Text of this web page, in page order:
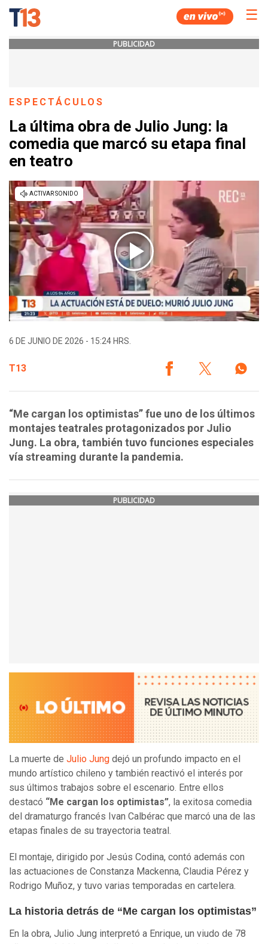
☰
PUBLICIDAD
ESPECTÁCULOS
La última obra de Julio Jung: la
comedia que marcó su etapa final
en teatro
6 DE JUNIO DE 2026 - 15:24 HRS.
T13
“Me cargan los optimistas” fue uno de los últimos
montajes teatrales protagonizados por Julio
Jung. La obra, también tuvo funciones especiales
vía streaming durante la pandemia.
PUBLICIDAD
La muerte de Julio Jung dejó un profundo impacto en el
mundo artístico chileno y también reactivó el interés por
sus últimos trabajos sobre el escenario. Entre ellos
destacó “Me cargan los optimistas”, la exitosa comedia
del dramaturgo francés Ivan Calbérac que marcó una de las
etapas finales de su trayectoria teatral.
El montaje, dirigido por Jesús Codina, contó además con
las actuaciones de Constanza Mackenna, Claudia Pérez y
Rodrigo Muñoz, y tuvo varias temporadas en cartelera.
La historia detrás de “Me cargan los optimistas”
En la obra, Julio Jung interpretó a Enrique, un viudo de 78